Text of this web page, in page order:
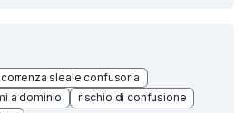
sleale confusoria
a dominio
rischio di confusione